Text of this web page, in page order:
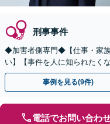
刑事事件
◆加害者側専門◆【仕事・家
い】【事件を人に知られたく
事例を見る(9件)
電話でお問い合わ